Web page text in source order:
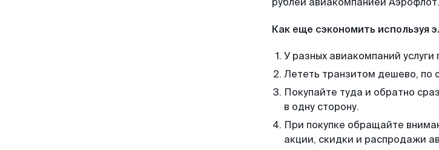
Как еще сэкономить используя
У разных авиакомпаний
Лететь транзитом дешево, по
Покупайте туда и обратно
в одну сторону.
При покупке обращайте
акции, скидки и распродажи